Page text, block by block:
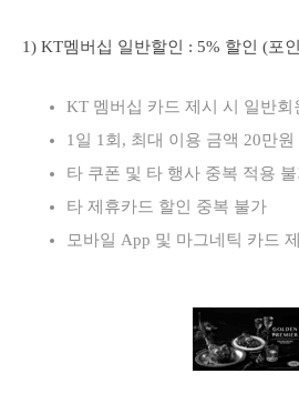
1) KT멤버십 일반할인 : 5% 할인 (포
KT 멤버십 카드 제시 시 일반회
1일 1회, 최대 이용 금액 20만
타 쿠폰 및 타 행사 중복 적용
타 제휴카드 할인 중복 불가
모바일 App 및 마그네틱 카드